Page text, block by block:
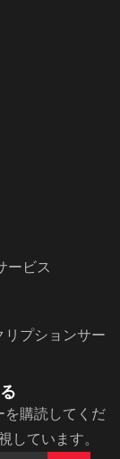
ービス
プションサー
を購読してくだ
しています。